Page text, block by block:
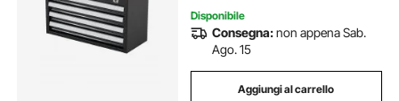
Disponibile
Consegna:non appena Sab.
Ago. 15
Aggiungi al carrello